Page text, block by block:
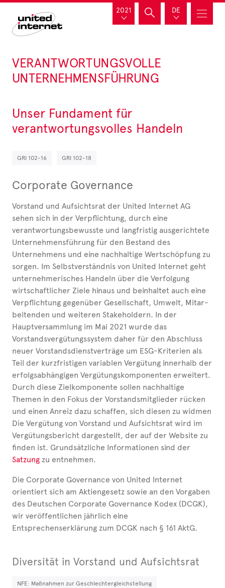
2021 DE
VERANTWORTUNGSVOLLE
UNTERNEHMENSFÜHRUNG
Unser Fundament für
verantwortungsvolles Handeln
GRI 102-16 GRI 102-18
Corporate Governance
Vorstand und Auf­sichts­rat der United Internet AG
sehen sich in der Verpflichtung, durch eine
verantwortungsbewusste und langfristig ausgerichtete
Unternehmensführung für den Bestand des
Unternehmens und eine nachhaltige Wertschöpfung zu
sorgen. Im Selbstverständnis von United Internet geht
unternehmerisches Handeln über die Verfolgung
wirtschaftlicher Ziele hinaus und beinhaltet auch eine
Verpflichtung gegenüber Gesellschaft, Umwelt, Mitar­
bei­tenden und weiteren Stakeholdern. In der
Hauptversammlung im Mai 2021 wurde das
Vorstandsvergütungssystem daher für den Abschluss
neuer Vorstandsdienstverträge um ESG-Kriterien als
Teil der kurzfristigen variablen Vergütung innerhalb der
erfolgsabhängigen Vergütungskomponenten erweitert.
Durch diese Zielkomponente sollen nachhaltige
Themen in den Fokus der Vorstandsmitglieder rücken
und einen Anreiz dazu schaffen, sich diesen zu widmen
Die Vergütung von Vorstand und Auf­sichts­rat wird im
Vergütungsbericht dargestellt, der auf der Website zu
finden ist. Grundsätzliche Informationen sind der
Satzung zu entnehmen.
Die Corporate Governance von United Internet
orientiert sich am Aktiengesetz sowie an den Vorgaben
des Deutschen Corporate Governance Kodex (DCGK),
wir veröffentlichen jährlich eine
Entsprechenserklärung zum DCGK nach § 161 AktG.
Diversität in Vorstand und Auf­sichts­rat
NFE: Maßnahmen zur Geschlechtergleichstellung